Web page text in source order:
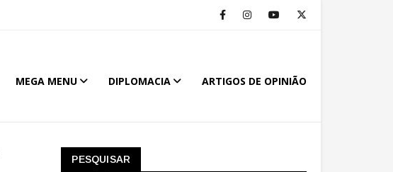
MEGA MENU DIPLOMACIA ARTIGOS DE OPINIÃO
PESQUISAR